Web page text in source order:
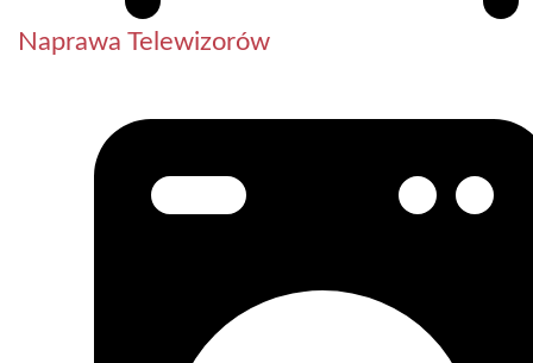
Naprawa Telewizorów